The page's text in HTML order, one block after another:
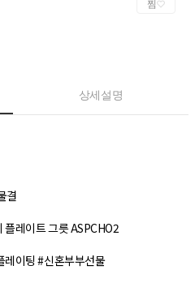
찜
상세설명
결
플레이트 그릇 ASPCHO2
레이팅 #신혼부부선물